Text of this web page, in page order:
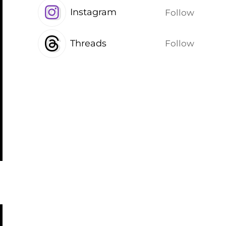
Instagram Follow
Threads Follow